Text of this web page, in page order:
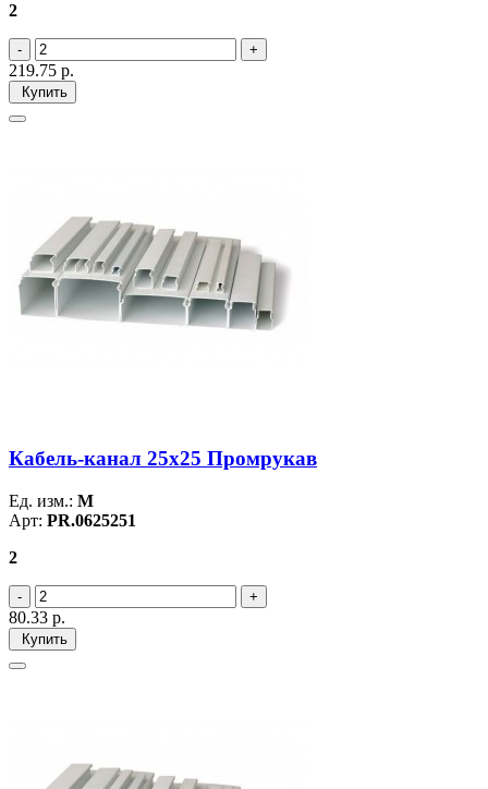
2
219.75 р.
Купить
Кабель-канал 25х25 Промрукав
Ед. изм.: М
Арт: PR.0625251
2
80.33 р.
Купить